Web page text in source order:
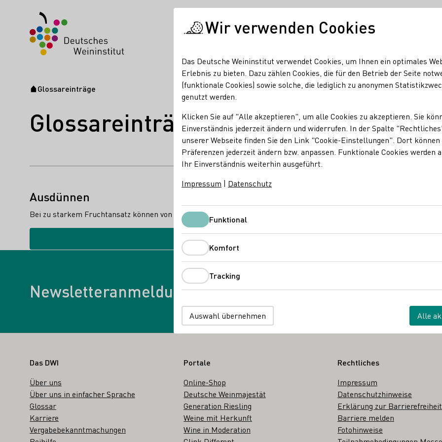
Startseite
Glossareinträge
Glossareinträge
Name des Begriffes: Ausdünnen
Beschreibungen des Begriffes:
Ausdünnen
Bei zu starkem Fruchtansatz können von Juni nach der Blüte bis August Trauben entfernt werden, um eine bessere
Newsletteranmeldung
Newsletter wählen
Fußbereich
Das DWI
Über uns
Über uns in einfacher Sprache
Glossar
Karriere
Vergabebekanntmachungen
Portale
Online-Shop
Deutsche Weinmajestät
Generation Riesling
Weine mit Herkunft
Wine in Moderation
Rechtliches
Impressum
Datenschutzhinweise
Erklärung zur Barrierefreiheit
Barriere melden
Fotohinweise
Wir verwenden Cookies
Das Deutsche Weininstitut verwendet Cookies, um Ihnen ein optimales
Erlebnis zu bieten. Dazu zählen Cookies, die für den Betrieb der Seite
(funktionale Cookies) sowie solche, die lediglich zu anonymen
genutzt werden.
Klicken Sie auf "Alle akzeptieren", um alle Cookies zu akzeptieren. Sie
Einverständnis jederzeit ändern und widerrufen. In der Spalte
unserer Webseite finden Sie den Link "Cookie-Einstellungen". Dort können
Präferenzen jederzeit ändern bzw. anpassen. Funktionale Cookies werden
Ihr Einverständnis weiterhin ausgeführt.
Impressum | Datenschutz
FunktionalFunktional
Komfort
Tracking
Auswahl übernehmen Alle